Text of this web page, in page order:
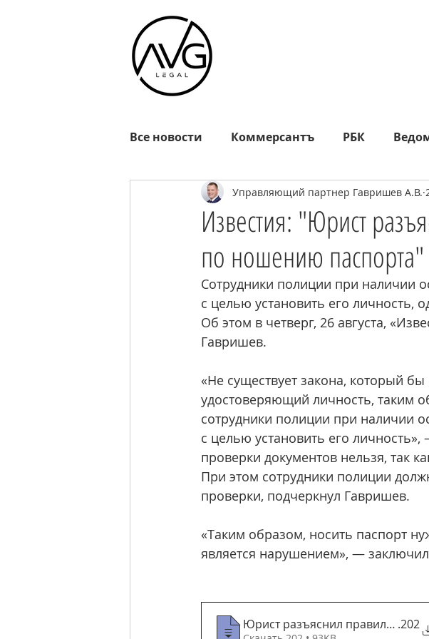
Все новости Коммерсантъ РБК
Известия РГ Взгляд Москва24
Октагон EADaily Republic
News.ru РИА НОВОСТИ
Известия: "Юрист
по ношению паспорта"
Управляющий партнер Гавришев А.В.
Сотрудники полиции при наличии
с целью установить его личность,
Об этом в четверг, 26 августа,
Гавришев.
«Не существует закона, который
удостоверяющий личность, таким
сотрудники полиции при наличии
с целью установить его личность»,
проверки документов нельзя, так
При этом сотрудники полиции
проверки, подчеркнул Гавришев.
«Таким образом, носить паспорт
является нарушением», —
Юрист разъяснил правила .202